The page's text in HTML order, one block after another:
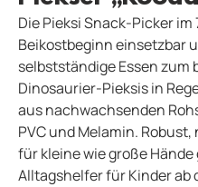
Die Pieksi Snack-Picker im
Beikostbeginn einsetzbar
selbstständige Essen zum
Dinosaurier-Pieksis in
aus nachwachsenden
PVC und Melamin.
für kleine wie große
Alltagshelfer für Kinder ab